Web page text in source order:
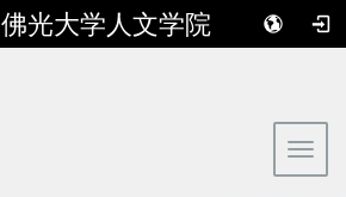
佛光大学人文学院